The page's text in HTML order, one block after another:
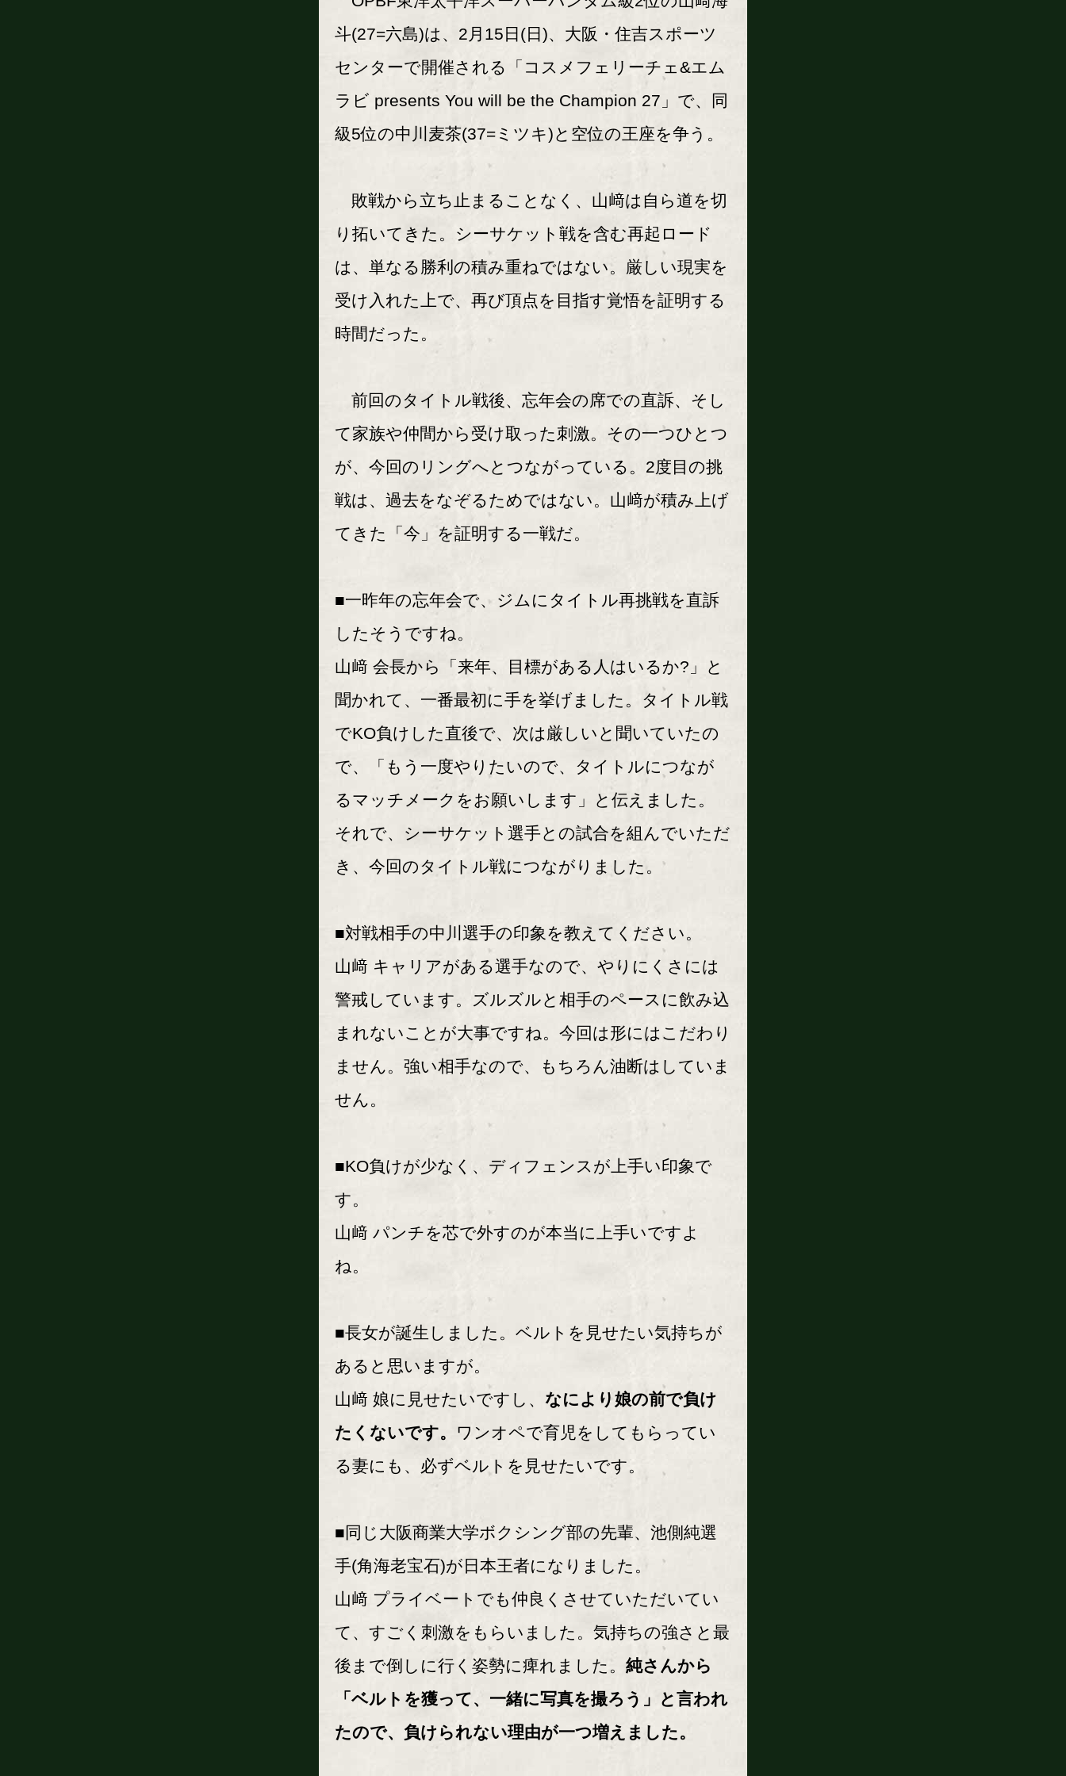
斗(27=六島)は、2月15日(日)、大阪・住吉スポーツ
センターで開催される「コスメフェリーチェ&エム
ラビ presents You will be the Champion 27」で、同
級5位の中川麦茶(37=ミツキ)と空位の王座を争う。
敗戦から立ち止まることなく、山﨑は自ら道を切
り拓いてきた。シーサケット戦を含む再起ロード
は、単なる勝利の積み重ねではない。厳しい現実を
受け入れた上で、再び頂点を目指す覚悟を証明する
時間だった。
前回のタイトル戦後、忘年会の席での直訴、そし
て家族や仲間から受け取った刺激。その一つひとつ
が、今回のリングへとつながっている。2度目の挑
戦は、過去をなぞるためではない。山﨑が積み上げ
てきた「今」を証明する一戦だ。
■一昨年の忘年会で、ジムにタイトル再挑戦を直訴
したそうですね。
山﨑 会長から「来年、目標がある人はいるか?」と
聞かれて、一番最初に手を挙げました。タイトル戦
でKO負けした直後で、次は厳しいと聞いていたの
で、「もう一度やりたいので、タイトルにつなが
るマッチメークをお願いします」と伝えました。
それで、シーサケット選手との試合を組んでいただ
き、今回のタイトル戦につながりました。
■対戦相手の中川選手の印象を教えてください。
山﨑 キャリアがある選手なので、やりにくさには
警戒しています。ズルズルと相手のペースに飲み込
まれないことが大事ですね。今回は形にはこだわり
ません。強い相手なので、もちろん油断はしていま
せん。
■KO負けが少なく、ディフェンスが上手い印象で
す。
山﨑 パンチを芯で外すのが本当に上手いですよ
ね。
■長女が誕生しました。ベルトを見せたい気持ちが
あると思いますが。
山﨑 娘に見せたいですし、 なにより娘の前で負け
たくないです。 ワンオペで育児をしてもらってい
る妻にも、必ずベルトを見せたいです。
■同じ大阪商業大学ボクシング部の先輩、池側純選
手(角海老宝石)が日本王者になりました。
山﨑 プライベートでも仲良くさせていただいてい
て、すごく刺激をもらいました。気持ちの強さと最
後まで倒しに行く姿勢に痺れました。 純さんから
「ベルトを獲って、一緒に写真を撮ろう」と言われ
たので、負けられない理由が一つ増えました。